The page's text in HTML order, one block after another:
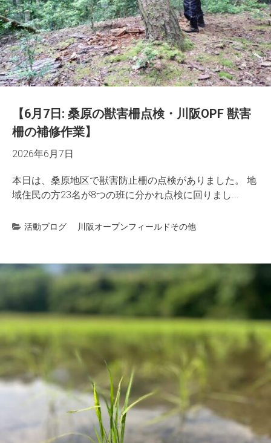
【6月7日: 桑原の獣害柵点検・川阪OPF 獣害
柵の補修作業】
2026年6月7日
本日は、桑原地区で獣害防止柵の点検がありました。 地
域住民の方23名が8つの班に分かれ点検に回りまし...
活動ブログ 川阪オープンフィールドその他